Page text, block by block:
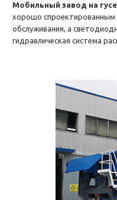
Мобильный завод на
хорошо спроектированным
обслуживания, а
гидравлическая система